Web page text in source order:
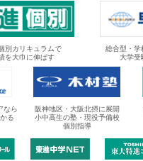
別カリキュラムで
を大巾に伸ばす
総合型・学
大学受
なら
る
阪神地区・大阪北摂に展開
小中高生の塾・現役予備校
個別指導